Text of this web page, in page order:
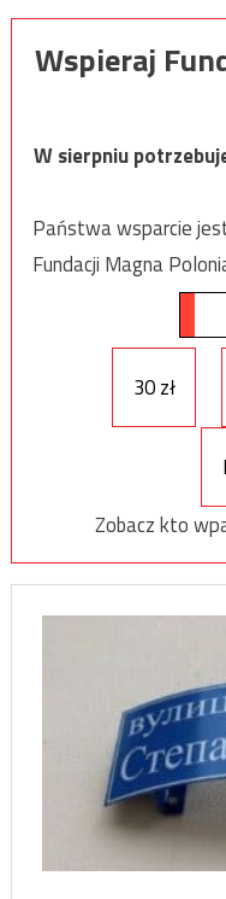
Wspieraj
W sierpniu
Państwa wsparcie
Fundacji Magna
30 zł
Zobacz kto